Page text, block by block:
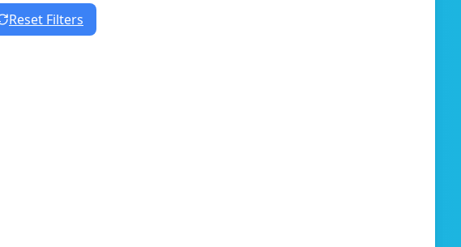
Reset Filters